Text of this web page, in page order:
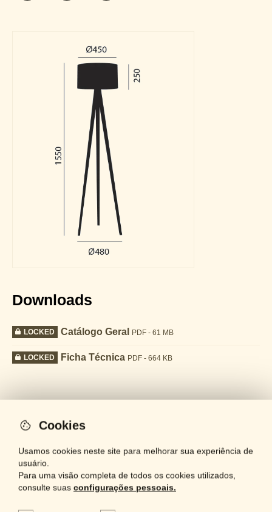
Downloads
LOCKED Catálogo Geral PDF - 61 MB
LOCKED Ficha Técnica PDF - 664 KB
Cookies
Usamos cookies neste site para melhorar sua experiência de
usuário.
Para uma visão completa de todos os cookies utilizados,
consulte suas configurações pessoais.